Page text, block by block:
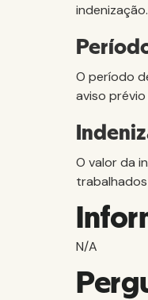
indenização.
O período
aviso
O valor da
trabalhados
N/A